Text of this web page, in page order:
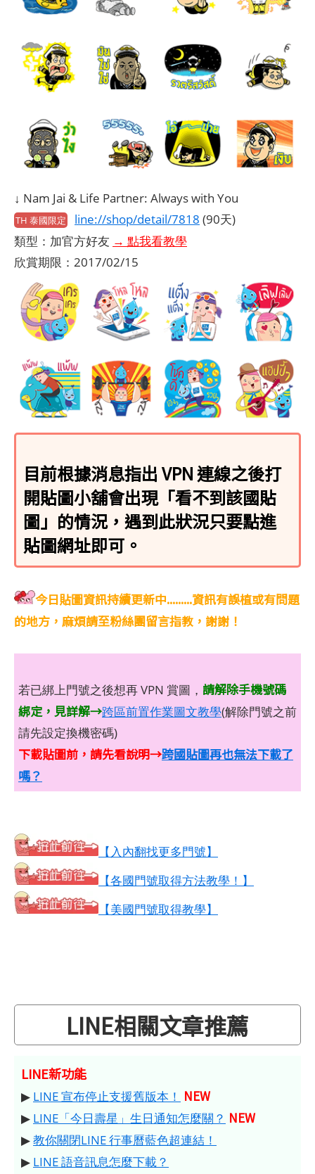
↓ Nam Jai & Life Partner: Always with You
TH 泰國限定 line://shop/detail/7818 (90天)
類型：加官方好友 → 點我看教學
欣賞期限：2017/02/15
目前根據消息指出 VPN 連線之後打
開貼圖小舖會出現「看不到該國貼
圖」的情況，遇到此狀況只要點進
貼圖網址即可。
今日貼圖資訊持續更新中.........資訊有誤植或有問題
的地方，麻煩請至粉絲團留言指教，謝謝！
若已綁上門號之後想再 VPN 賞圖， 請解除手機號碼
綁定，見詳解→跨區前置作業圖文教學(解除門號之前
請先設定換機密碼)
下載貼圖前，請先看說明→跨國貼圖再也無法下載了
嗎？
【入內翻找更多門號】
【各國門號取得方法教學！】
【美國門號取得教學】
LINE相關文章推薦
LINE新功能
▶ LINE 宣布停止支援舊版本！ NEW
▶ LINE「今日壽星」生日通知怎麼關？ NEW
▶教你關閉LINE 行事曆藍色超連結！
▶ LINE 語音訊息怎麼下載？